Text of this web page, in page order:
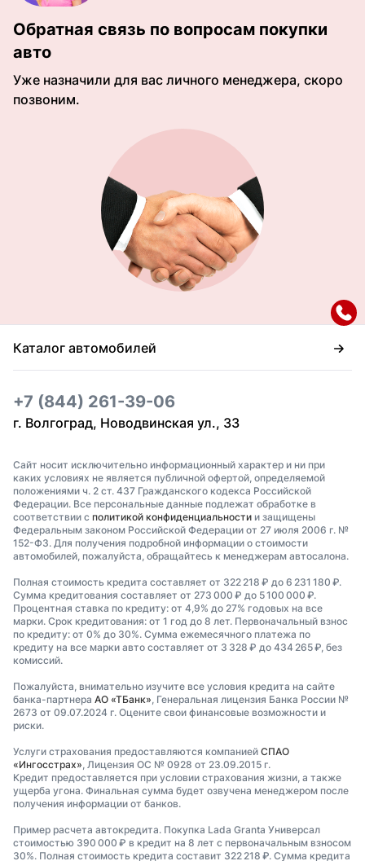
Обратная связь по вопросам покупки
авто
Уже назначили для вас личного менеджера, скоро
позвоним.
Каталог автомобилей
+7 (844) 261-39-06
г. Волгоград, Новодвинская ул., 33
Сайт носит исключительно информационный характер и ни при
каких условиях не является публичной офертой, определяемой
положениями ч. 2 ст. 437 Гражданского кодекса Российской
Федерации. Все персональные данные подлежат обработке в
соответствии с политикой конфиденциальности и защищены
Федеральным законом Российской Федерации от 27 июля 2006 г. №
152-ФЗ. Для получения подробной информации о стоимости
автомобилей, пожалуйста, обращайтесь к менеджерам автосалона.
Полная стоимость кредита составляет от 322 218 ₽ до 6 231 180 ₽.
Сумма кредитования составляет от 273 000 ₽ до 5 100 000 ₽.
Процентная ставка по кредиту: от 4,9% до 27% годовых на все
марки. Срок кредитования: от 1 год до 8 лет. Первоначальный взнос
по кредиту: от 0% до 30%. Сумма ежемесячного платежа по
кредиту на все марки авто составляет от 3 328 ₽ до 434 265 ₽, без
комиссий.
Пожалуйста, внимательно изучите все условия кредита на сайте
банка-партнера АО «ТБанк», Генеральная лицензия Банка России №
2673 от 09.07.2024 г. Оцените свои финансовые возможности и
риски.
Услуги страхования предоставляются компанией СПАО
«Ингосстрах», Лицензия ОС № 0928 от 23.09.2015 г.
Кредит предоставляется при условии страхования жизни, а также
ущерба угона. Финальная сумма будет озвучена менеджером после
получения информации от банков.
Пример расчета автокредита. Покупка Lada Granta Универсал
стоимостью 390 000 ₽ в кредит на 8 лет с первоначальным взносом
30%. Полная стоимость кредита составит 322 218 ₽. Сумма кредита